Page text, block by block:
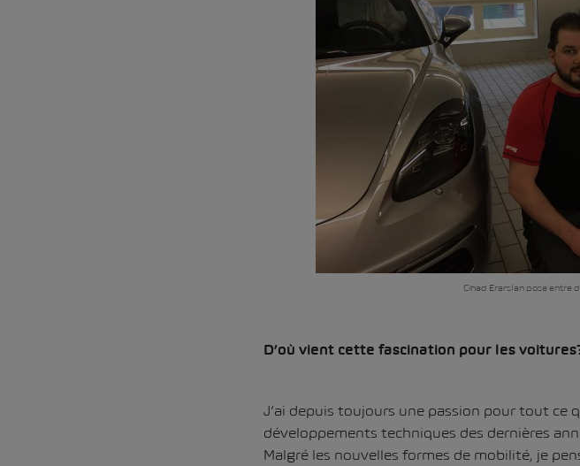
Cihad Erarslan pose entre
D’où vient cette fascination pour les
J’ai depuis toujours une passion pour tout ce
développements techniques des dernières
Malgré les nouvelles formes de mobilité, je